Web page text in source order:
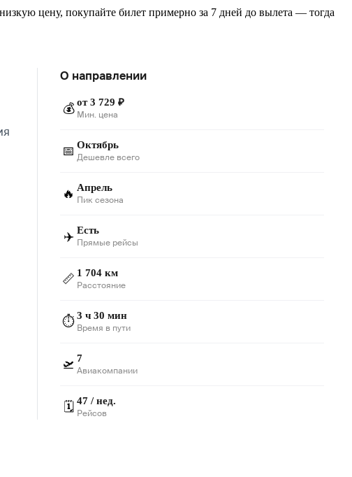
цену, покупайте билет примерно за 7 дней до вылета — тогда
О направлении
💰 от 3 729 ₽
Мин. цена
📅 Октябрь
Дешевле всего
🔥 Апрель
Пик сезона
✈️ Есть
Прямые рейсы
📏 1 704 км
Расстояние
⏱️ 3 ч 30 мин
Время в пути
🛫 7
Авиакомпании
🗓️ 47 / нед.
Рейсов